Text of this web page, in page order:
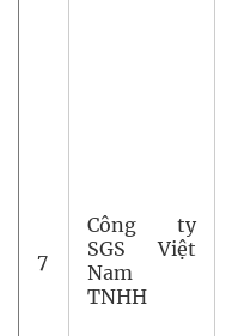
7
Công ty
SGS Việt
Nam
TNHH